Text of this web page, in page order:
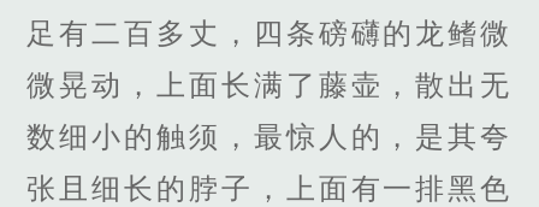
足有二百多丈，四条磅礴的龙鳍微
微晃动，上面长满了藤壶，散出无
数细小的触须，最惊人的，是其夸
张且细长的脖子，上面有一排黑色